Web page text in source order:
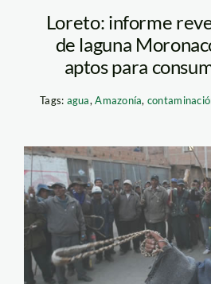
Loreto: informe
de laguna
aptos para
Tags: agua,Amazonía,